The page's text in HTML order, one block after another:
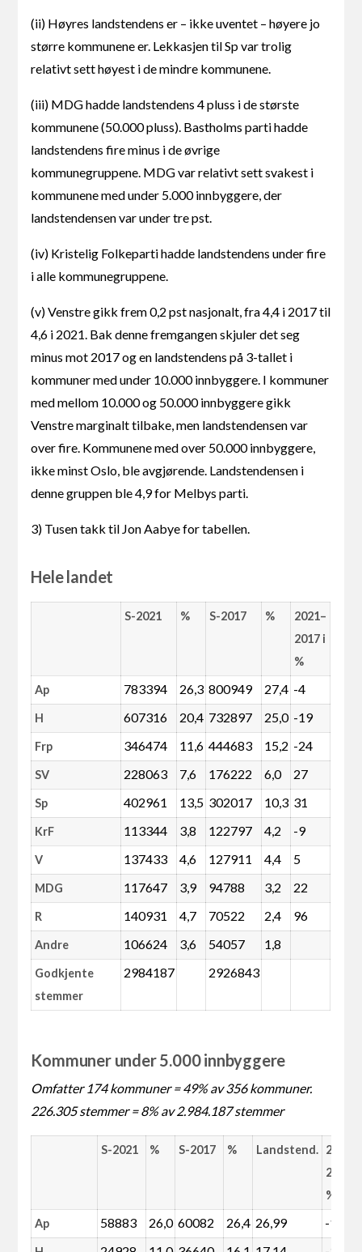
(ii) Høyres landstendens er – ikke uventet – høyere jo
større kommunene er. Lekkasjen til Sp var trolig
relativt sett høyest i de mindre kommunene.
(iii) MDG hadde landstendens 4 pluss i de største
kommunene (50.000 pluss). Bastholms parti hadde
landstendens fire minus i de øvrige
kommunegruppene. MDG var relativt sett svakest i
kommunene med under 5.000 innbyggere, der
landstendensen var under tre pst.
(iv) Kristelig Folkeparti hadde landstendens under fire
i alle kommunegruppene.
(v) Venstre gikk frem 0,2 pst nasjonalt, fra 4,4 i 2017 til
4,6 i 2021. Bak denne fremgangen skjuler det seg
minus mot 2017 og en landstendens på 3-tallet i
kommuner med under 10.000 innbyggere. I kommuner
med mellom 10.000 og 50.000 innbyggere gikk
Venstre marginalt tilbake, men landstendensen var
over fire. Kommunene med over 50.000 innbyggere,
ikke minst Oslo, ble avgjørende. Landstendensen i
denne gruppen ble 4,9 for Melbys parti.
3) Tusen takk til Jon Aabye for tabellen.
Hele landet
S-2021 % S-2017 %
2021–
2017 i
%
Ap 783394 26,3 800949 27,4 -4
H 607316 20,4 732897 25,0 -19
Frp 346474 11,6 444683 15,2 -24
SV 228063 7,6 176222 6,0 27
Sp 402961 13,5 302017 10,3 31
KrF 113344 3,8 122797 4,2 -9
V 137433 4,6 127911 4,4 5
MDG 117647 3,9 94788 3,2 22
R 140931 4,7 70522 2,4 96
Andre 106624 3,6 54057 1,8
Godkjente
stemmer
2984187 2926843
Kommuner under 5.000 innbyggere
Omfatter 174 kommuner = 49% av 356 kommuner.
226.305 stemmer = 8% av 2.984.187 stemmer
S-2021 % S-2017 % Landstend. 2021–
2017 i
%
Ap 58883 26,0 60082 26,4 26,99 -1